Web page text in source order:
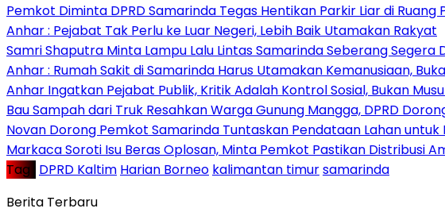
Pemkot Diminta DPRD Samarinda Tegas Hentikan Parkir Liar di Ruang
Anhar : Pejabat Tak Perlu ke Luar Negeri, Lebih Baik Utamakan Rakyat
Samri Shaputra Minta Lampu Lalu Lintas Samarinda Seberang Segera
Anhar : Rumah Sakit di Samarinda Harus Utamakan Kemanusiaan,
Anhar Ingatkan Pejabat Publik, Kritik Adalah Kontrol Sosial, Bukan
Bau Sampah dari Truk Resahkan Warga Gunung Mangga, DPRD
Novan Dorong Pemkot Samarinda Tuntaskan Pendataan Lahan untuk
Markaca Soroti Isu Beras Oplosan, Minta Pemkot Pastikan Distribusi
Tag : DPRD Kaltim Harian Borneo kalimantan timursamarinda
Berita Terbaru